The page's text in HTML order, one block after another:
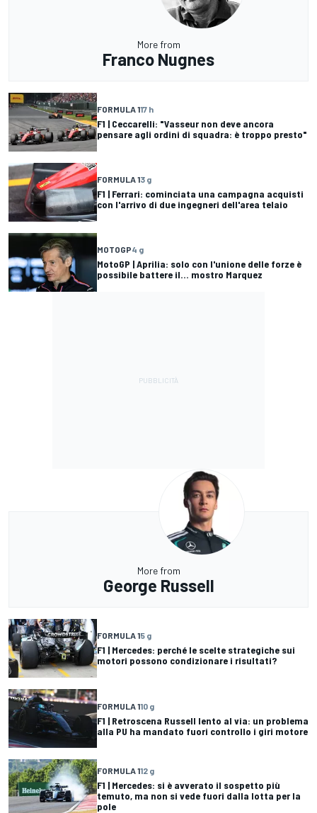
More from
Franco Nugnes
FORMULA 117 h
F1 | Ceccarelli: "Vasseur non deve ancora
pensare agli ordini di squadra: è troppo presto"
FORMULA 13 g
F1 | Ferrari: cominciata una campagna acquisti
con l'arrivo di due ingegneri dell'area telaio
MOTOGP4 g
MotoGP | Aprilia: solo con l'unione delle forze è
possibile battere il... mostro Marquez
More from
George Russell
FORMULA 15 g
F1 | Mercedes: perché le scelte strategiche sui
motori possono condizionare i risultati?
FORMULA 110 g
F1 | Retroscena Russell lento al via: un problema
alla PU ha mandato fuori controllo i giri motore
FORMULA 112 g
F1 | Mercedes: si è avverato il sospetto più
temuto, ma non si vede fuori dalla lotta per la
pole